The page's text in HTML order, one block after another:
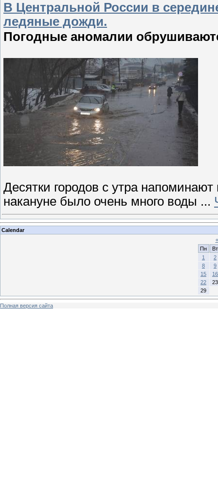
В Центральной России в
ледяные дожди.
Погодные аномалии
Десятки городов с утра напоминают
накануне было очень много воды ...
Calendar
«
Пн
Вт
1
2
8
9
15
16
22
23
29
Полная версия сайта